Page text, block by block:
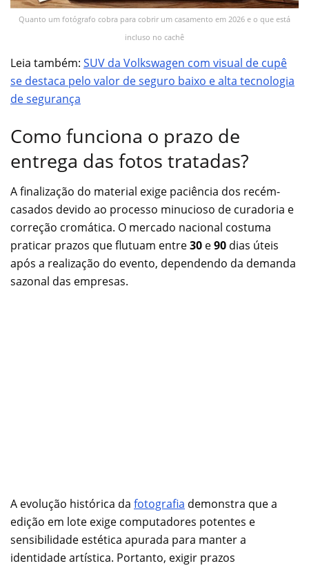
Quanto um fotógrafo cobra para cobrir um casamento em 2026 e o que está
incluso no cachê
Leia também: SUV da Volkswagen com visual de cupê
se destaca pelo valor de seguro baixo e alta tecnologia
de segurança
Como funciona o prazo de
entrega das fotos tratadas?
A finalização do material exige paciência dos recém-
casados devido ao processo minucioso de curadoria e
correção cromática. O mercado nacional costuma
praticar prazos que flutuam entre30 e90 dias úteis
após a realização do evento, dependendo da demanda
sazonal das empresas.
A evolução histórica da fotografia demonstra que a
edição em lote exige computadores potentes e
sensibilidade estética apurada para manter a
identidade artística. Portanto, exigir prazos